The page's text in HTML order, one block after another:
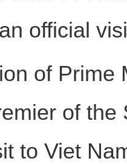
official
of Prime
of
to Viet